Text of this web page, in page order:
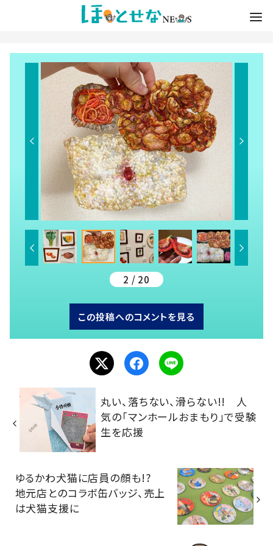
2 / 20
この投稿へのコメントを見る
丸い、落ちない、滑らない!! 人
気の「マンホールおまもり」で受験
生を応援
ゆるかわ犬猫に店員の顔も!?
地元店とのコラボ缶バッジ、売上
は犬猫支援に